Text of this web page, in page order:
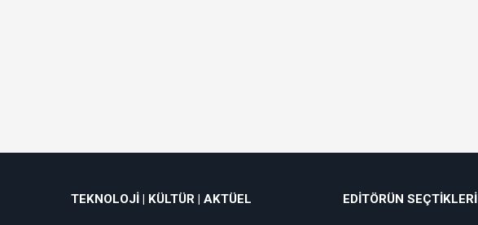
TEKNOLOJI | KÜLTÜR | AKTÜEL EDITÖRÜN SEÇTIKLERI